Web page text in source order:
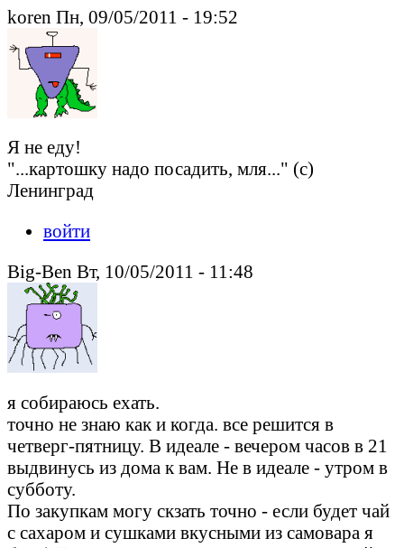
koren Пн, 09/05/2011 - 19:52
Я не еду!
"...картошку надо посадить, мля..." (с)
Ленинград
войти
Big-Ben Вт, 10/05/2011 - 11:48
я собираюсь ехать.
точно не знаю как и когда. все решится в
четверг-пятницу. В идеале - вечером часов в 21
выдвинусь из дома к вам. Не в идеале - утром в
субботу.
По закупкам могу скзать точно - если будет чай
с сахаром и сушками вкусными из самовара я